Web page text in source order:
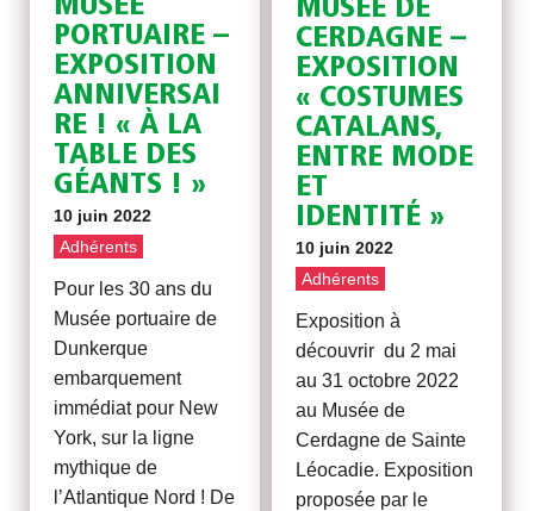
MUSÉE
PORTUAIRE –
EXPOSITION
ANNIVERSAI
RE ! « À LA
TABLE DES
GÉANTS ! »
10 juin 2022
Adhérents
Pour les 30 ans du
Musée portuaire de
Dunkerque
embarquement
immédiat pour New
York, sur la ligne
mythique de
l’Atlantique Nord ! De
MUSÉE DE
CERDAGNE –
EXPOSITION
« COSTUMES
CATALANS,
ENTRE MODE
ET
IDENTITÉ »
10 juin 2022
Adhérents
Exposition à
découvrir du 2 mai
au 31 octobre 2022
au Musée de
Cerdagne de Sainte
Léocadie. Exposition
proposée par le